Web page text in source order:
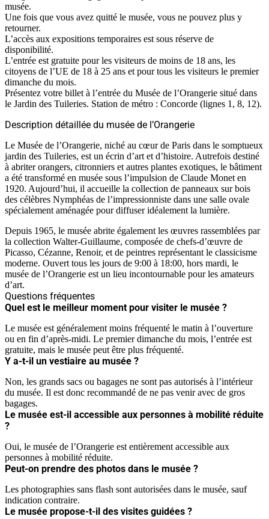
musée.
Une fois que vous avez quitté le musée, vous ne pouvez plus y
retourner.
L’accès aux expositions temporaires est sous réserve de
disponibilité.
L’entrée est gratuite pour les visiteurs de moins de 18 ans, les
citoyens de l’UE de 18 à 25 ans et pour tous les visiteurs le premier
dimanche du mois.
Présentez votre billet à l’entrée du Musée de l’Orangerie situé dans
le Jardin des Tuileries. Station de métro : Concorde (lignes 1, 8, 12).
Description détaillée du musée de l’Orangerie
Le Musée de l’Orangerie, niché au cœur de Paris dans le somptueux
jardin des Tuileries, est un écrin d’art et d’histoire. Autrefois destiné
à abriter orangers, citronniers et autres plantes exotiques, le bâtiment
a été transformé en musée sous l’impulsion de Claude Monet en
1920. Aujourd’hui, il accueille la collection de panneaux sur bois
des célèbres Nymphéas de l’impressionniste dans une salle ovale
spécialement aménagée pour diffuser idéalement la lumière.
Depuis 1965, le musée abrite également les œuvres rassemblées par
la collection Walter-Guillaume, composée de chefs-d’œuvre de
Picasso, Cézanne, Renoir, et de peintres représentant le classicisme
moderne. Ouvert tous les jours de 9:00 à 18:00, hors mardi, le
musée de l’Orangerie est un lieu incontournable pour les amateurs
d’art.
Questions fréquentes
Quel est le meilleur moment pour visiter le musée ?
Le musée est généralement moins fréquenté le matin à l’ouverture
ou en fin d’après-midi. Le premier dimanche du mois, l’entrée est
gratuite, mais le musée peut être plus fréquenté.
Y a-t-il un vestiaire au musée ?
Non, les grands sacs ou bagages ne sont pas autorisés à l’intérieur
du musée. Il est donc recommandé de ne pas venir avec de gros
bagages.
Le musée est-il accessible aux personnes à mobilité réduite
?
Oui, le musée de l’Orangerie est entièrement accessible aux
personnes à mobilité réduite.
Peut-on prendre des photos dans le musée ?
Les photographies sans flash sont autorisées dans le musée, sauf
indication contraire.
Le musée propose-t-il des visites guidées ?